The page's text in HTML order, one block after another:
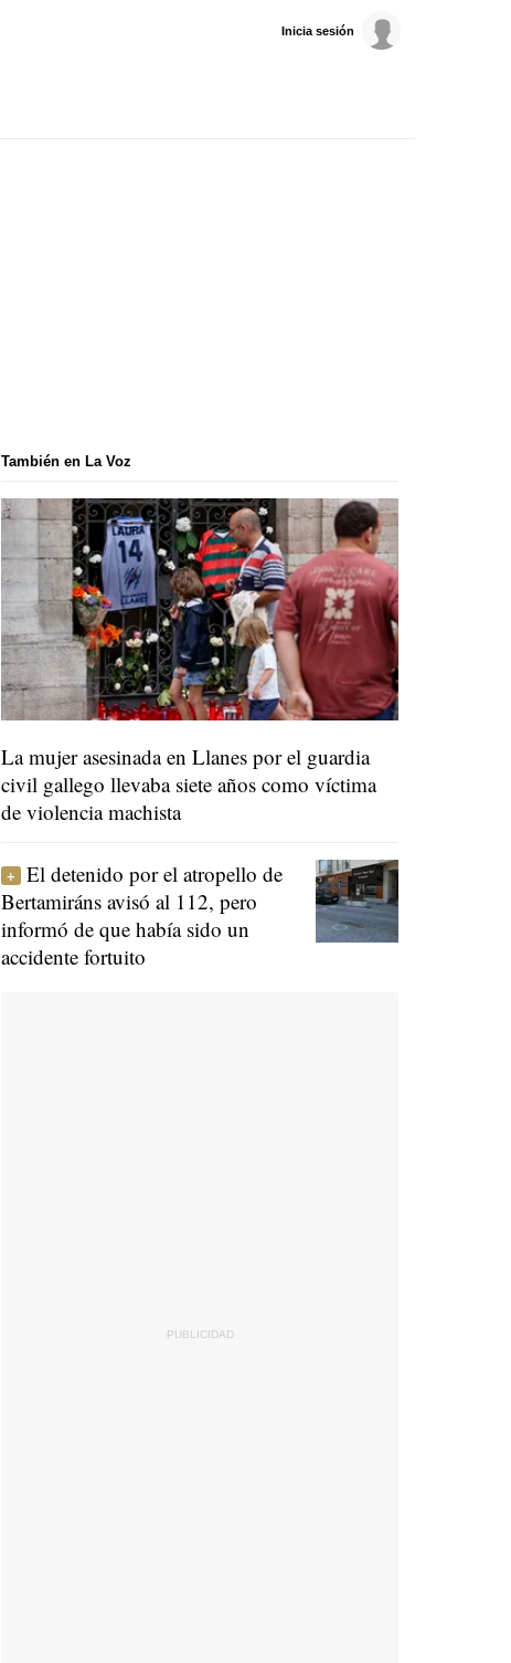
Inicia sesión
También en La Voz
La mujer asesinada en Llanes por el guardia
civil gallego llevaba siete años como víctima
de violencia machista
El detenido por el atropello de
Bertamiráns avisó al 112, pero
informó de que había sido un
accidente fortuito